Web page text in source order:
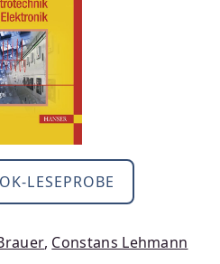
LESEPROBE
, Constans Lehmann